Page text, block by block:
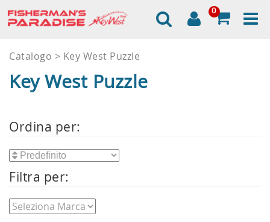
0
Catalogo Key West Puzzle
Key West Puzzle
Ordina per:
Filtra per: